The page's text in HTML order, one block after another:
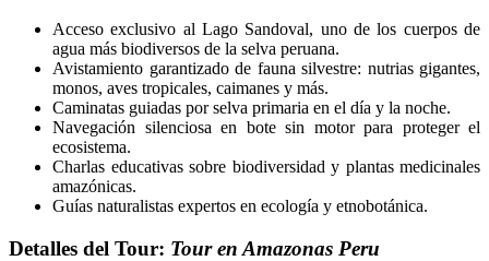
Acceso exclusivo al Lago Sandoval, uno de los cuerpos de
agua más biodiversos de la selva peruana.
Avistamiento garantizado de fauna silvestre: nutrias gigantes,
monos, aves tropicales, caimanes y más.
Caminatas guiadas por selva primaria en el día y la noche.
Navegación silenciosa en bote sin motor para proteger el
ecosistema.
Charlas educativas sobre biodiversidad y plantas medicinales
amazónicas.
Guías naturalistas expertos en ecología y etnobotánica.
Detalles del Tour: Tour en Amazonas Peru